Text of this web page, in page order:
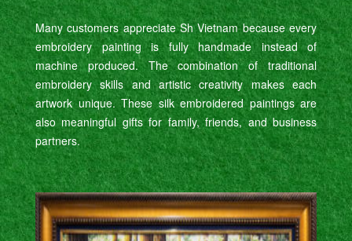
Many customers appreciate Sh Vietnam because every
embroidery painting is fully handmade instead of
machine produced. The combination of traditional
embroidery skills and artistic creativity makes each
artwork unique. These silk embroidered paintings are
also meaningful gifts for family, friends, and business
partners.